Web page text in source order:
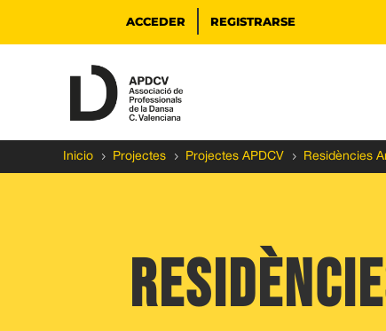
ACCEDER REGISTRARSE
Inicio 5 Projectes 5 Projectes APDCV 5 Residències